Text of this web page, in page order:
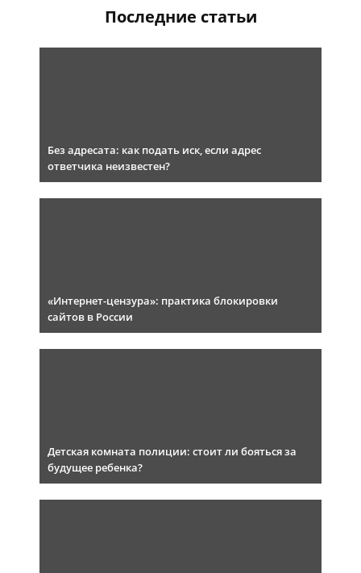
Последние статьи
Без адресата: как подать иск, если адрес
ответчика неизвестен?
«Интернет-цензура»: практика блокировки
сайтов в России
Детская комната полиции: стоит ли бояться за
будущее ребенка?